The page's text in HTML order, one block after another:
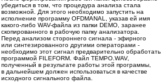
убедиться в том, что процедура анализа стала
возможной. Для этого необходимо запустить на
исполнение программу OFDMANAL, указав ей имя
какого-либо WAV-файла из папки DEMO, заранее
скопированного в рабочую папку анализатора.
Перед анализом стороннего сигнала - эфирного
или синтезированного другими операторами -
необходимо этот сигнал предварительно обработать
программой FILEFORM. Файл TEMPO.WAV,
полученный в результате работы этой программы,
в дальнейшем должен использоваться в качестве
исходного сигнального файла.